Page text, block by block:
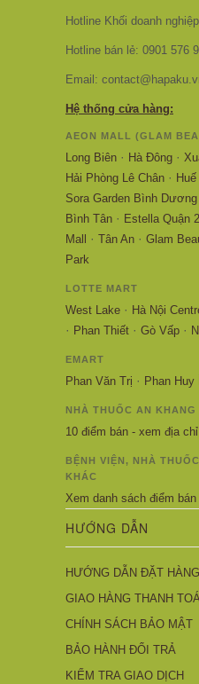
Hotline Khối doanh
Hotline bán lẻ: 0901 576
Email:
Hệ thống cửa hàng:
AEON MALL (GLAM
Long Biên · Hà Đông ·
Hải Phòng Lê Chân · Huế
Sora Garden Bình Dương
Bình Tân · Estella Quận 2
Mall
· Tân An · Glam
Park
LOTTE MART
West Lake · Hà Nội
· Phan Thiết · Gò Vấp ·
EMART
Phan Văn Trị · Phan Huy
NHÀ THUỐC AN KHANG
10 điểm bán - xem địa chỉ
BỆNH VIỆN, NHÀ
KHÁC
Xem danh sách điểm bán
HƯỚNG DẪN
HƯỚNG DẪN ĐẶT HÀNG
GIAO HÀNG THANH
CHÍNH SÁCH BẢO MẬT
BẢO HÀNH ĐỔI TRẢ
KIỂM TRA GIAO DỊCH